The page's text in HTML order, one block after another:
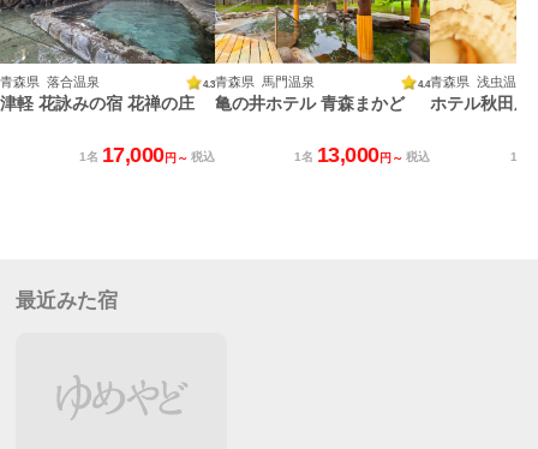
青森県 落合温泉 4.3
津軽 花詠みの宿 花禅の庄
1名 17,000円～ 税込
青森県 馬門温泉 4.4
亀の井ホテル 青森まかど
1名 13,000円～ 税込
青森県 浅虫温泉
ホテル秋田屋
1名
最近みた宿